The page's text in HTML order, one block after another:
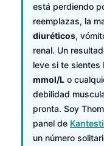
está perdiendo
reemplazas, la
diuréticos,
renal. Un
leve si te sientes
mmol/L o
debilidad
pronta. Soy
panel de
un número